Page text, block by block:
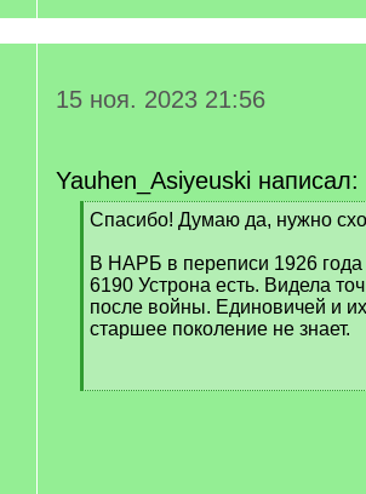
15 ноя. 2023 21:56
Yauhen_Asiyeuski написал:
[
]
Спасибо! Думаю да, нужно
В НАРБ в переписи 1926
6190 Устрона есть. Видела
после войны. Единовичей и
старшее поколение не знает.